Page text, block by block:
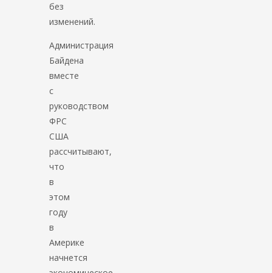
без
изменений.
Администрация
Байдена
вместе
с
руководством
ФРС
США
рассчитывают,
что
в
этом
году
в
Америке
начнется